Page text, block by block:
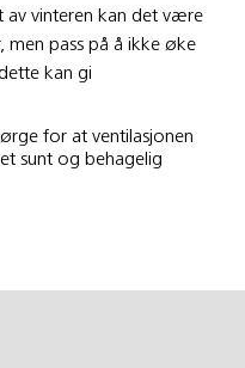
av vinteren kan det være
men pass på å ikke øke
kan gi
for at ventilasjonen
sunt og behagelig